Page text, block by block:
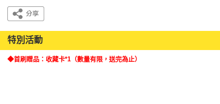
特別活動
◆首刷贈品：收藏卡*1（數量有限，送完為止）